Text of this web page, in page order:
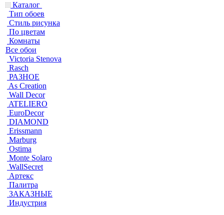
Каталог
Тип обоев
Стиль рисунка
По цветам
Комнаты
Все обои
Victoria Stenova
Rasch
РАЗНОЕ
As Creation
Wall Decor
ATELIERO
EuroDecor
DIAMOND
Erissmann
Marburg
Ostima
Monte Solaro
WallSecret
Артекс
Палитра
ЗАКАЗНЫЕ
Индустрия